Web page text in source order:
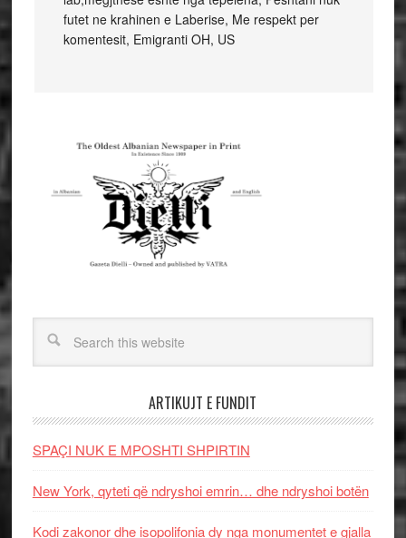
futet ne krahinen e Laberise, Me respekt per
komentesit, Emigranti OH, US
ARTIKUJT E FUNDIT
SPAÇI NUK E MPOSHTI SHPIRTIN
New York, qyteti që ndryshoi emrin… dhe ndryshoi botën
Kodi zakonor dhe isopolifonia dy nga monumentet e gjalla